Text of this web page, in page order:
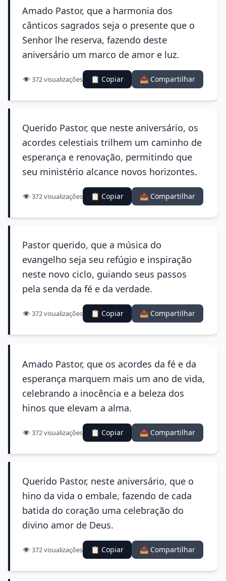
Amado Pastor, que a harmonia dos
cânticos sagrados seja o presente que o
Senhor lhe reserva, fazendo deste
aniversário um marco de amor e luz.
👁️ 372 visualizações 📋 Copiar 📤 Compartilhar
Querido Pastor, que neste aniversário, os
acordes celestiais trilhem um caminho de
esperança e renovação, permitindo que
seu ministério alcance novos horizontes.
👁️ 372 visualizações 📋 Copiar 📤 Compartilhar
Pastor querido, que a música do
evangelho seja seu refúgio e inspiração
neste novo ciclo, guiando seus passos
pela senda da fé e da verdade.
👁️ 372 visualizações 📋 Copiar 📤 Compartilhar
Amado Pastor, que os acordes da fé e da
esperança marquem mais um ano de vida,
celebrando a inocência e a beleza dos
hinos que elevam a alma.
👁️ 372 visualizações 📋 Copiar 📤 Compartilhar
Querido Pastor, neste aniversário, que o
hino da vida o embale, fazendo de cada
batida do coração uma celebração do
divino amor de Deus.
👁️ 372 visualizações 📋 Copiar 📤 Compartilhar